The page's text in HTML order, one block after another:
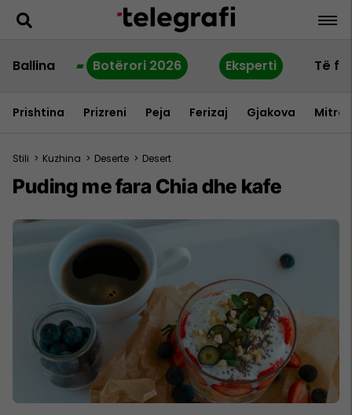
Ballina Botërori 2026 Eksperti Të
Prishtina Prizreni Peja Ferizaj Gjakova
Stili > Kuzhina > Deserte > Desert
Puding me fara Chia dhe kafe